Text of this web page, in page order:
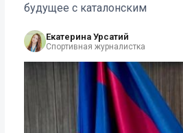
будущее с каталонским
Екатерина Урсатий
Спортивная журналистка